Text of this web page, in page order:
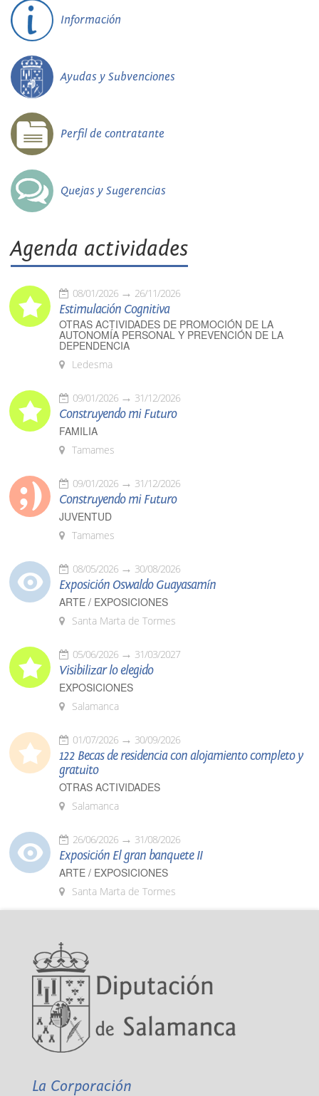
Información
Ayudas y Subvenciones
Perfil de contratante
Quejas y Sugerencias
Agenda actividades
08/01/2026 26/11/2026
Estimulación Cognitiva
OTRAS ACTIVIDADES DE PROMOCIÓN DE LA
AUTONOMÍA PERSONAL Y PREVENCIÓN DE LA
DEPENDENCIA
Ledesma
09/01/2026 31/12/2026
Construyendo mi Futuro
FAMILIA
Tamames
09/01/2026 31/12/2026
Construyendo mi Futuro
JUVENTUD
Tamames
08/05/2026 30/08/2026
Exposición Oswaldo Guayasamín
ARTE / EXPOSICIONES
Santa Marta de Tormes
05/06/2026 31/03/2027
Visibilizar lo elegido
EXPOSICIONES
Salamanca
01/07/2026 30/09/2026
122 Becas de residencia con alojamiento completo y
gratuito
OTRAS ACTIVIDADES
Salamanca
26/06/2026 31/08/2026
Exposición El gran banquete II
ARTE / EXPOSICIONES
Santa Marta de Tormes
La Corporación